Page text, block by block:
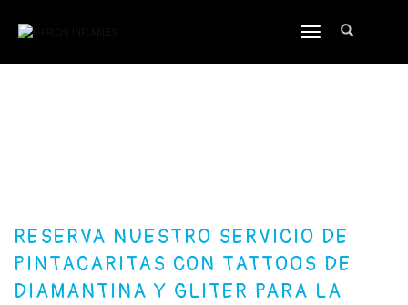
TOGGLE
RESERVA NUESTRO SERVICIO DE
PINTACARITAS CON TATTOOS DE
DIAMANTINA Y GLITER PARA LA